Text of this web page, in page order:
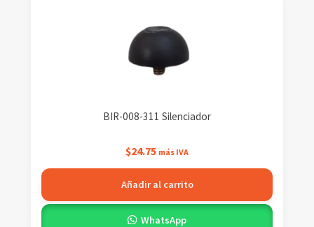
BIR-008-311 Silenciador
$24.75 más IVA
Añadir al carrito
WhatsApp